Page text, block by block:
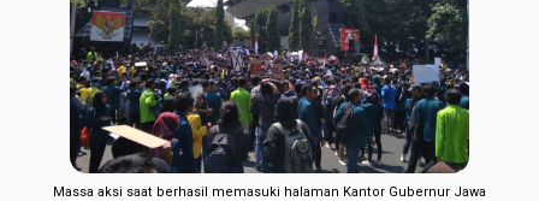
Massa aksi saat berhasil memasuki halaman Kantor Gubernur Jawa